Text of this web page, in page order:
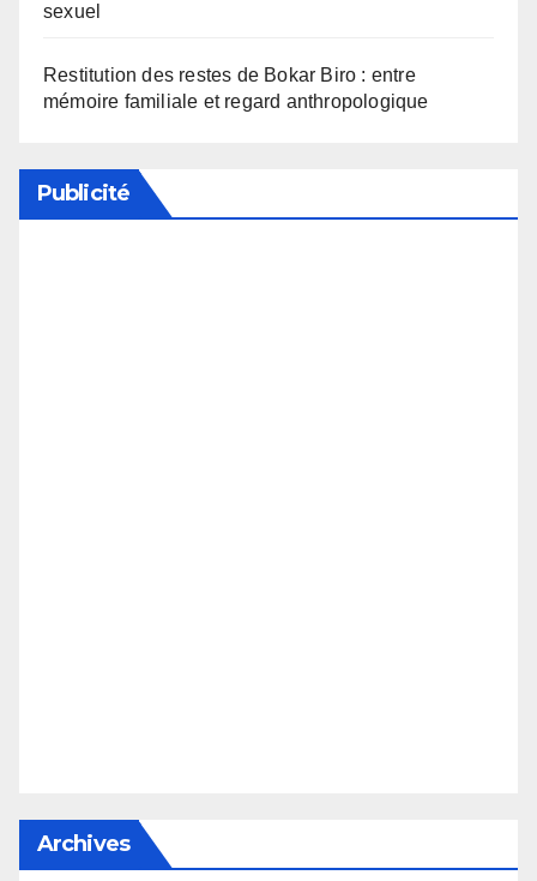
sexuel
Restitution des restes de Bokar Biro : entre
mémoire familiale et regard anthropologique
Publicité
Archives